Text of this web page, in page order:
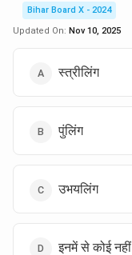
Bihar Board X - 2024
Updated On: Nov 10, 2025
स्त्रीलिंग
पुंलिंग
उभयलिंग
इनमें से कोई नहीं